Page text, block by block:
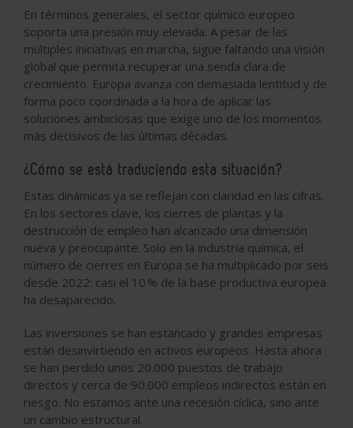
En términos generales, el sector químico europeo
soporta una presión muy elevada. A pesar de las
múltiples iniciativas en marcha, sigue faltando una visión
global que permita recuperar una senda clara de
crecimiento. Europa avanza con demasiada lentitud y de
forma poco coordinada a la hora de aplicar las
soluciones ambiciosas que exige uno de los momentos
más decisivos de las últimas décadas.
¿Cómo se está traduciendo esta situación?
Estas dinámicas ya se reflejan con claridad en las cifras.
En los sectores clave, los cierres de plantas y la
destrucción de empleo han alcanzado una dimensión
nueva y preocupante. Solo en la industria química, el
número de cierres en Europa se ha multiplicado por seis
desde 2022: casi el 10 % de la base productiva europea
ha desaparecido.
Las inversiones se han estancado y grandes empresas
están desinvirtiendo en activos europeos. Hasta ahora
se han perdido unos 20.000 puestos de trabajo
directos y cerca de 90.000 empleos indirectos están en
riesgo. No estamos ante una recesión cíclica, sino ante
un cambio estructural.